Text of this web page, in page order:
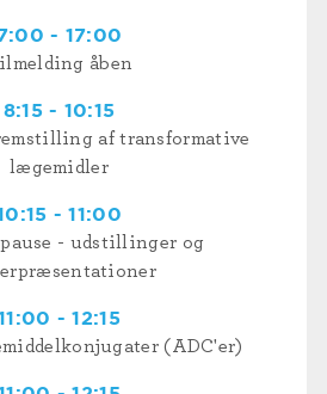
- 17:00
åben
8:15 - 10:15
af transformative
lægemidler
- 11:00
- udstillinger og
- 12:15
(ADC'er)